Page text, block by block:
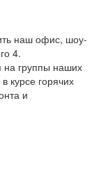
наш офис, шоу-
4.
на группы наших
курсе горячих
и